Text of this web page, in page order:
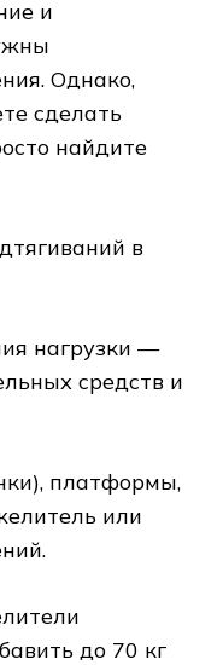
и
Однако,
сделать
найдите
нагрузки —
средств и
платформы,
или
до 70 кг